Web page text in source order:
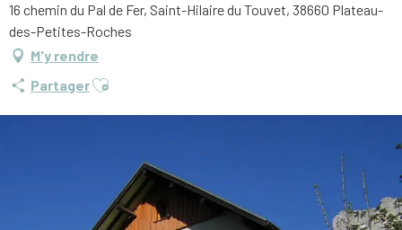
16 chemin du Pal de Fer, Saint-Hilaire du Touvet, 38660 Plateau-
des-Petites-Roches
M'y rendre
PartagerAjouter aux favoris